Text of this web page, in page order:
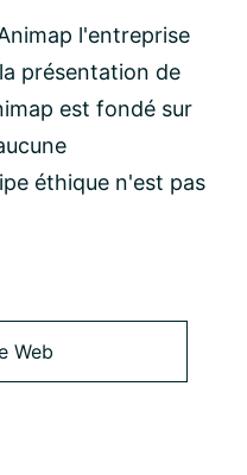
l'entreprise
présentation de
est fondé sur
éthique n'est pas